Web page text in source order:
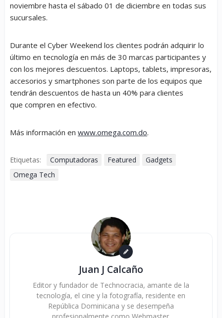
noviembre hasta el sábado 01 de diciembre en todas sus
sucursales.
Durante el Cyber Weekend los clientes podrán adquirir lo
último en tecnología en más de 30 marcas participantes y
con los mejores descuentos. Laptops, tablets, impresoras,
accesorios y smartphones son parte de los equipos que
tendrán descuentos de hasta un 40% para clientes
que compren en efectivo.
Más información en www.omega.com.do.
Etiquetas: Computadoras Featured
Gadgets
Omega Tech
Juan J Calcaño
Editor y fundador de Technocracia, amante de la
tecnología, el cine y la fotografía, residente en
República Dominicana y se desempeña